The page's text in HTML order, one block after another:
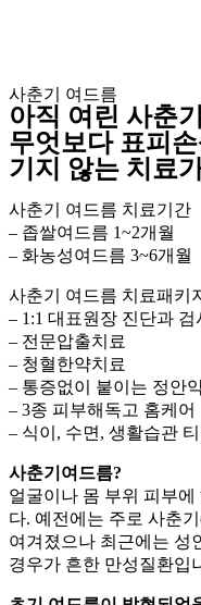
사춘기 여드름
아직 여린 사춘
무엇보다 표피
기지 않는 치료
사춘기 여드름 치료기간
– 좁쌀여드름 1~2개월
– 화농성여드름 3~6개월
사춘기 여드름 치료패키지
– 1:1 대표원장 진단과 검
– 전문압출치료
– 청혈한약치료
– 통증없이 붙이는 정안
– 3종 피부해독고 홈케어
– 식이, 수면, 생활습관
사춘기여드름?
얼굴이나 몸 부위 피부
다. 예전에는 주로 사춘
여겨졌으나 최근에는 성
경우가 흔한 만성질환입